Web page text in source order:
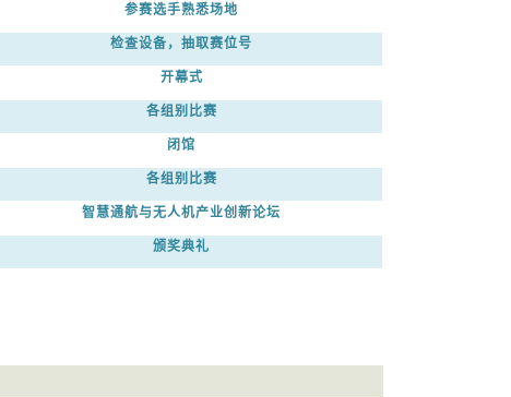
参赛选手熟悉场地
检查设备，抽取赛位号
开幕式
各组别比赛
闭馆
各组别比赛
智慧通航与无人机产业创新论坛
颁奖典礼